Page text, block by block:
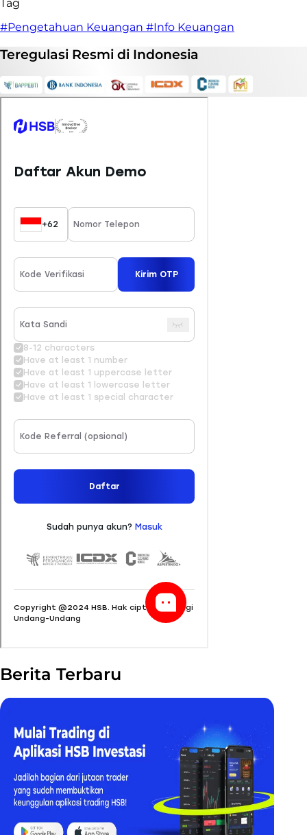
Tag
#Pengetahuan Keuangan #Info Keuangan
Teregulasi Resmi di Indonesia
Berita Terbaru